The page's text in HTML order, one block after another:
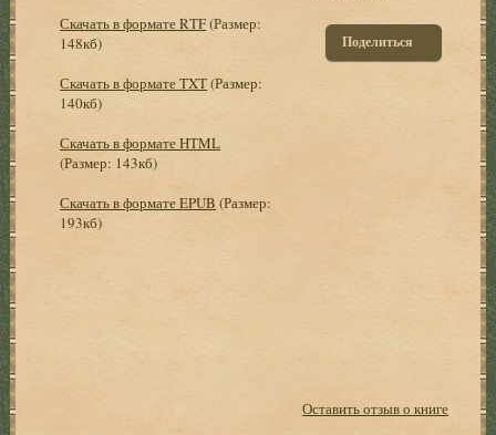
Скачать в формате RTF(Размер:
148кб)
Скачать в формате TXT(Размер:
140кб)
Скачать в формате HTML
(Размер: 143кб)
Скачать в формате EPUB (Размер:
193кб)
Поделиться
Оставить отзыв о книге